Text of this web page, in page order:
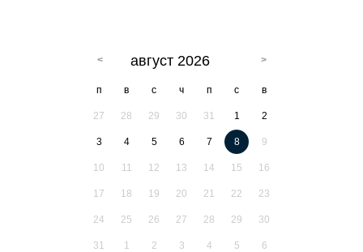
август 2026
п в с ч п с в
27 28 29 30 31 1 2
3 4 5 6 7 8 9
10 11 12 13 14 15 16
17 18 19 20 21 22 23
24 25 26 27 28 29 30
31 1 2 3 4 5 6